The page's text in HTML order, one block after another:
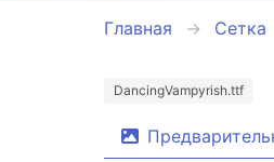
Главная Сетка
DancingVampyrish.ttf